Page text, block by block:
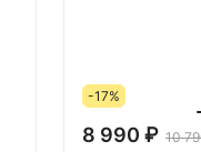
-17%
8 990 ₽ 10